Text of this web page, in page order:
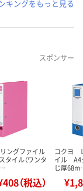
キングをもっと見る
スポンサー
ングファイル
タイル（ワンタ
（税込）
コクヨ
イル
じ厚